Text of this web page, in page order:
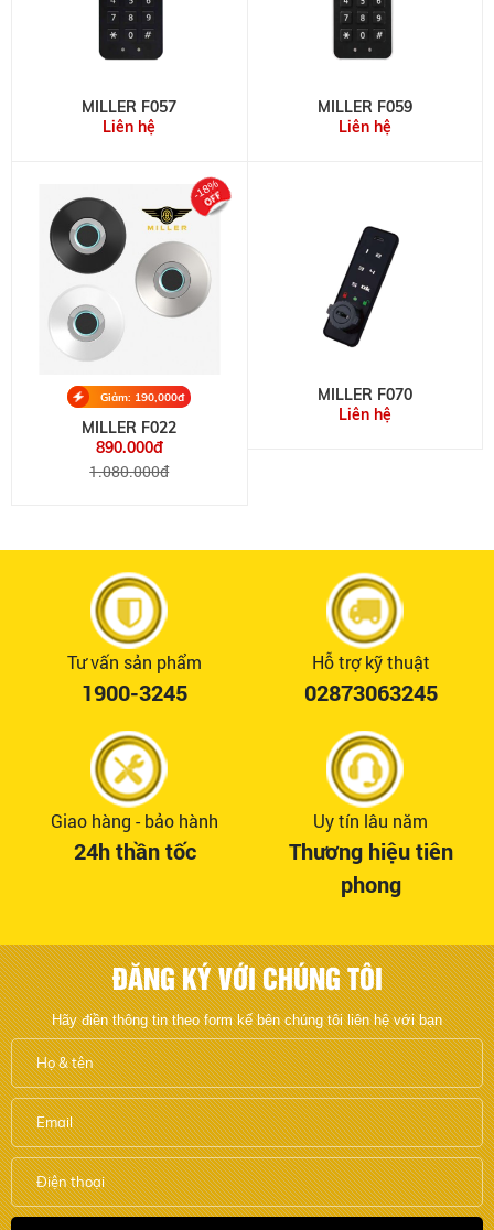
MILLER F057
Liên hệ
MILLER F059
Liên hệ
Giảm: 190,000đ
MILLER F022
890.000đ
1.080.000đ
-18%
MILLER F070
Liên hệ
Tư vấn sản phẩm
1900-3245
Hỗ trợ kỹ thuật
02873063245
Giao hàng - bảo hành
24h thần tốc
Uy tín lâu năm
Thương hiệu tiên
phong
ĐĂNG KÝ VỚI CHÚNG TÔI
Hãy điền thông tin theo form kế bên chúng tôi liên hệ với bạn